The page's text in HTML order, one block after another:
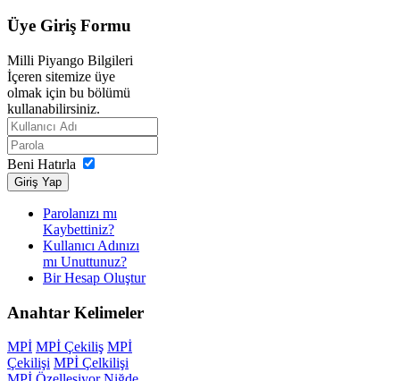
Üye Giriş Formu
Milli Piyango Bilgileri
İçeren sitemize üye
olmak için bu bölümü
kullanabilirsiniz.
Beni Hatırla
Giriş Yap
Parolanızı mı
Kaybettiniz?
Kullanıcı Adınızı
mı Unuttunuz?
Bir Hesap Oluştur
Anahtar Kelimeler
MPİ MPİ Çekiliş MPİ
Çekilişi MPİ Çelkilişi